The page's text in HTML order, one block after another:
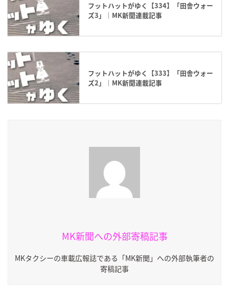
フットハットがゆく【334】「田舎ウォー
ズ3」｜MK新聞連載記事
フットハットがゆく【333】「田舎ウォー
ズ2」｜MK新聞連載記事
MK新聞への外部寄稿記事
MKタクシーの車載広報誌である「MK新聞」への外部執筆者の
寄稿記事